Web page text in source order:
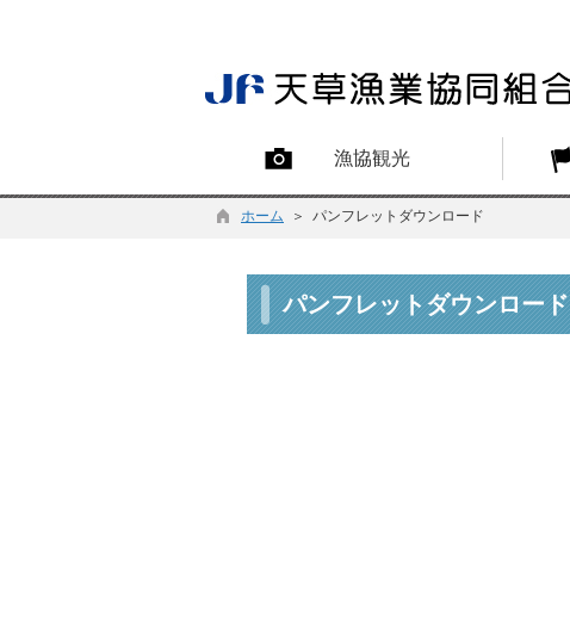
漁協観光
ホーム ＞ パンフレットダウンロード
パンフレットダウンロード